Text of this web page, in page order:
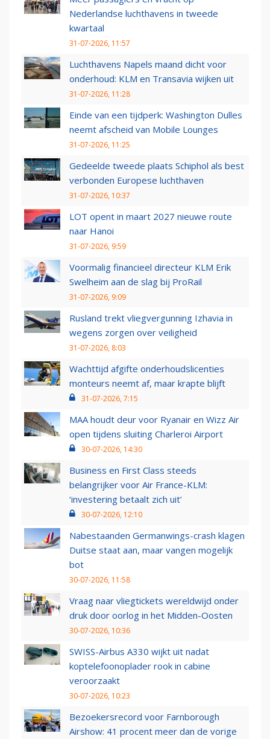
Nederlandse luchthavens in tweede
kwartaal
31-07-2026, 11:57
Luchthavens Napels maand dicht voor
onderhoud: KLM en Transavia wijken uit
31-07-2026, 11:28
Einde van een tijdperk: Washington Dulles
neemt afscheid van Mobile Lounges
31-07-2026, 11:25
Gedeelde tweede plaats Schiphol als best
verbonden Europese luchthaven
31-07-2026, 10:37
LOT opent in maart 2027 nieuwe route
naar Hanoi
31-07-2026, 9:59
Voormalig financieel directeur KLM Erik
Swelheim aan de slag bij ProRail
31-07-2026, 9:09
Rusland trekt vliegvergunning Izhavia in
wegens zorgen over veiligheid
31-07-2026, 8:03
Wachttijd afgifte onderhoudslicenties
monteurs neemt af, maar krapte blijft
31-07-2026, 7:15
MAA houdt deur voor Ryanair en Wizz Air
open tijdens sluiting Charleroi Airport
30-07-2026, 14:30
Business en First Class steeds
belangrijker voor Air France-KLM:
‘investering betaalt zich uit’
30-07-2026, 12:10
Nabestaanden Germanwings-crash klagen
Duitse staat aan, maar vangen mogelijk
bot
30-07-2026, 11:58
Vraag naar vliegtickets wereldwijd onder
druk door oorlog in het Midden-Oosten
30-07-2026, 10:36
SWISS-Airbus A330 wijkt uit nadat
koptelefoonoplader rook in cabine
veroorzaakt
30-07-2026, 10:23
Bezoekersrecord voor Farnborough
Airshow: 41 procent meer dan de vorige